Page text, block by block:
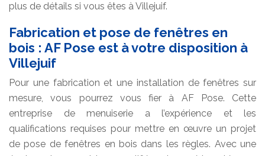
plus de détails si vous êtes à Villejuif.
Fabrication et pose de fenêtres en
bois : AF Pose est à votre disposition à
Villejuif
Pour une fabrication et une installation de fenêtres sur
mesure, vous pourrez vous fier à AF Pose. Cette
entreprise de menuiserie a l’expérience et les
qualifications requises pour mettre en œuvre un projet
de pose de fenêtres en bois dans les règles. Avec une